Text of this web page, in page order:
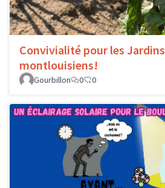
Convivialité pour les Jardins
montlouisiens!
Gourbillon
0 0